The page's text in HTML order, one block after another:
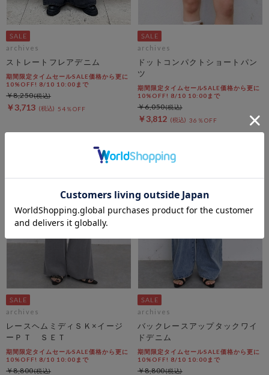
archives
ストレートフレアデニム
期間限定タイムセールSALE価格から更に
10%OFF! 8/10 10:00まで
￥3,713 54％OFF
￥8,250
archives
ドットコンパクトショートパン
ツ
期間限定タイムセールSALE価格から更に
10%OFF! 8/10 10:00まで
￥3,812 36％OFF
￥6,050
archives
レースヘムミディＳＫ×イージ
ーＰＴ ＳＥＴ
期間限定タイムセールSALE価格から更に
10%OFF! 8/10 10:00まで
￥8,800
archives
バックレースアップタックワイ
ドデニム
期間限定タイムセールSALE価格から更に
10%OFF! 8/10 10:00まで
￥8,800